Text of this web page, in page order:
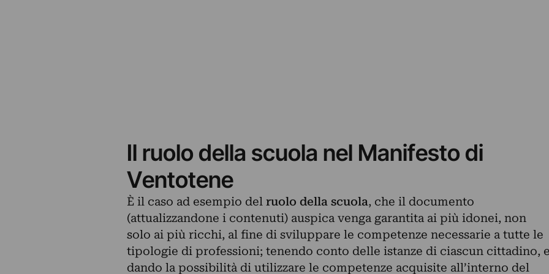
Il ruolo della scuola nel Manifesto di
Ventotene
È il caso ad esempio del ruolo della scuola, che il documento
(attualizzandone i contenuti) auspica venga garantita ai più idonei, non
solo ai più ricchi, al fine di sviluppare le competenze necessarie a tutte le
tipologie di professioni; tenendo conto delle istanze di ciascun cittadino,
dando la possibilità di utilizzare le competenze acquisite all’interno del